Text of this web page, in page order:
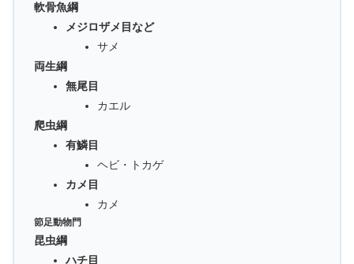
軟骨魚綱
メジロザメ目など
サメ
両生綱
無尾目
カエル
爬虫綱
有鱗目
ヘビ・トカゲ
カメ目
カメ
節足動物門
昆虫綱
ハチ目